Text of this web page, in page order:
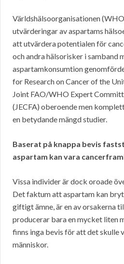
Världshälsoorganisationen
utvärderingar av aspartams
att utvärdera potentialen för
och andra hälsorisker i samband
aspartamkonsumtion
for Research on Cancer of the
Joint FAO/WHO Expert
(JECFA) oberoende men
en betydande mängd studier.
Baserat på knappa bevis
aspartam kan vara
Vissa individer är dock oroade
Det faktum att aspartam kan
giftigt ämne, är en av orsakerna
producerar bara en mycket liten
finns inga bevis för att det skulle
människor.